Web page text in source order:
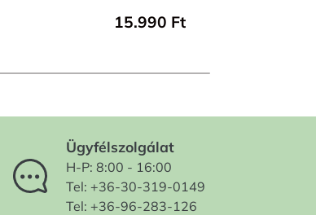
Alap ár
15.990 Ft
Ügyfélszolgálat
H-P: 8:00 - 16:00
Tel: +36-30-319-0149
Tel: +36-96-283-126